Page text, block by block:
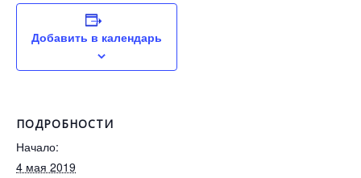
Добавить в календарь
ПОДРОБНОСТИ
Начало:
4 мая 2019